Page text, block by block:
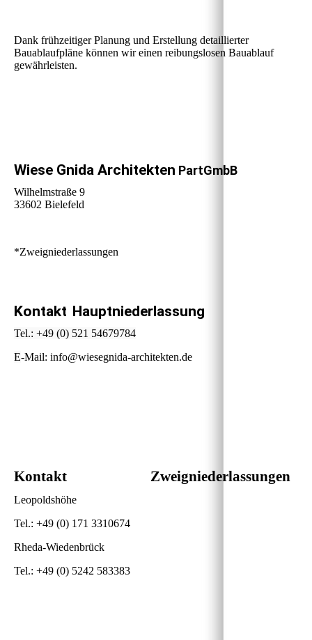
Dank frühzeitiger Planung und Erstellung detaillierter
Bauablaufpläne können wir einen reibungslosen Bauablauf
gewährleisten.
Wiese Gnida Architekten PartGmbB
Wilhelmstraße 9
33602 Bielefeld
*Zweigniederlassungen
Kontakt Hauptniederlassung
Tel.: +49 (0) 521 54679784
E-Mail: info@wiesegnida-architekten.de
Kontakt Zweigniederlassungen
Leopoldshöhe
Tel.: +49 (0) 171 3310674
Rheda-Wiedenbrück
Tel.: +49 (0) 5242 583383